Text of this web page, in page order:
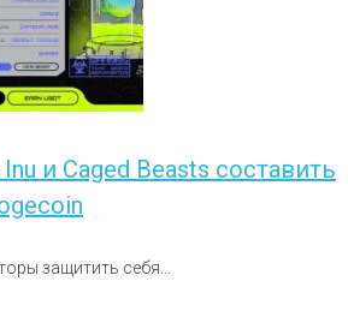
и Caged Beasts составить
защитить себя...